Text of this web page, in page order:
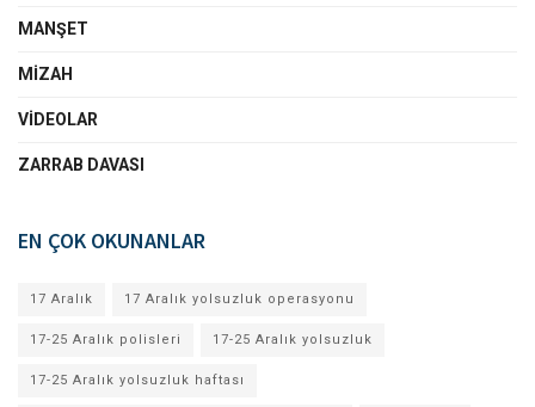
MANŞET
MIZAH
VIDEOLAR
ZARRAB DAVASI
EN ÇOK OKUNANLAR
17 Aralık 17 Aralık yolsuzluk operasyonu
17-25 Aralık polisleri 17-25 Aralık yolsuzluk
17-25 Aralık yolsuzluk haftası